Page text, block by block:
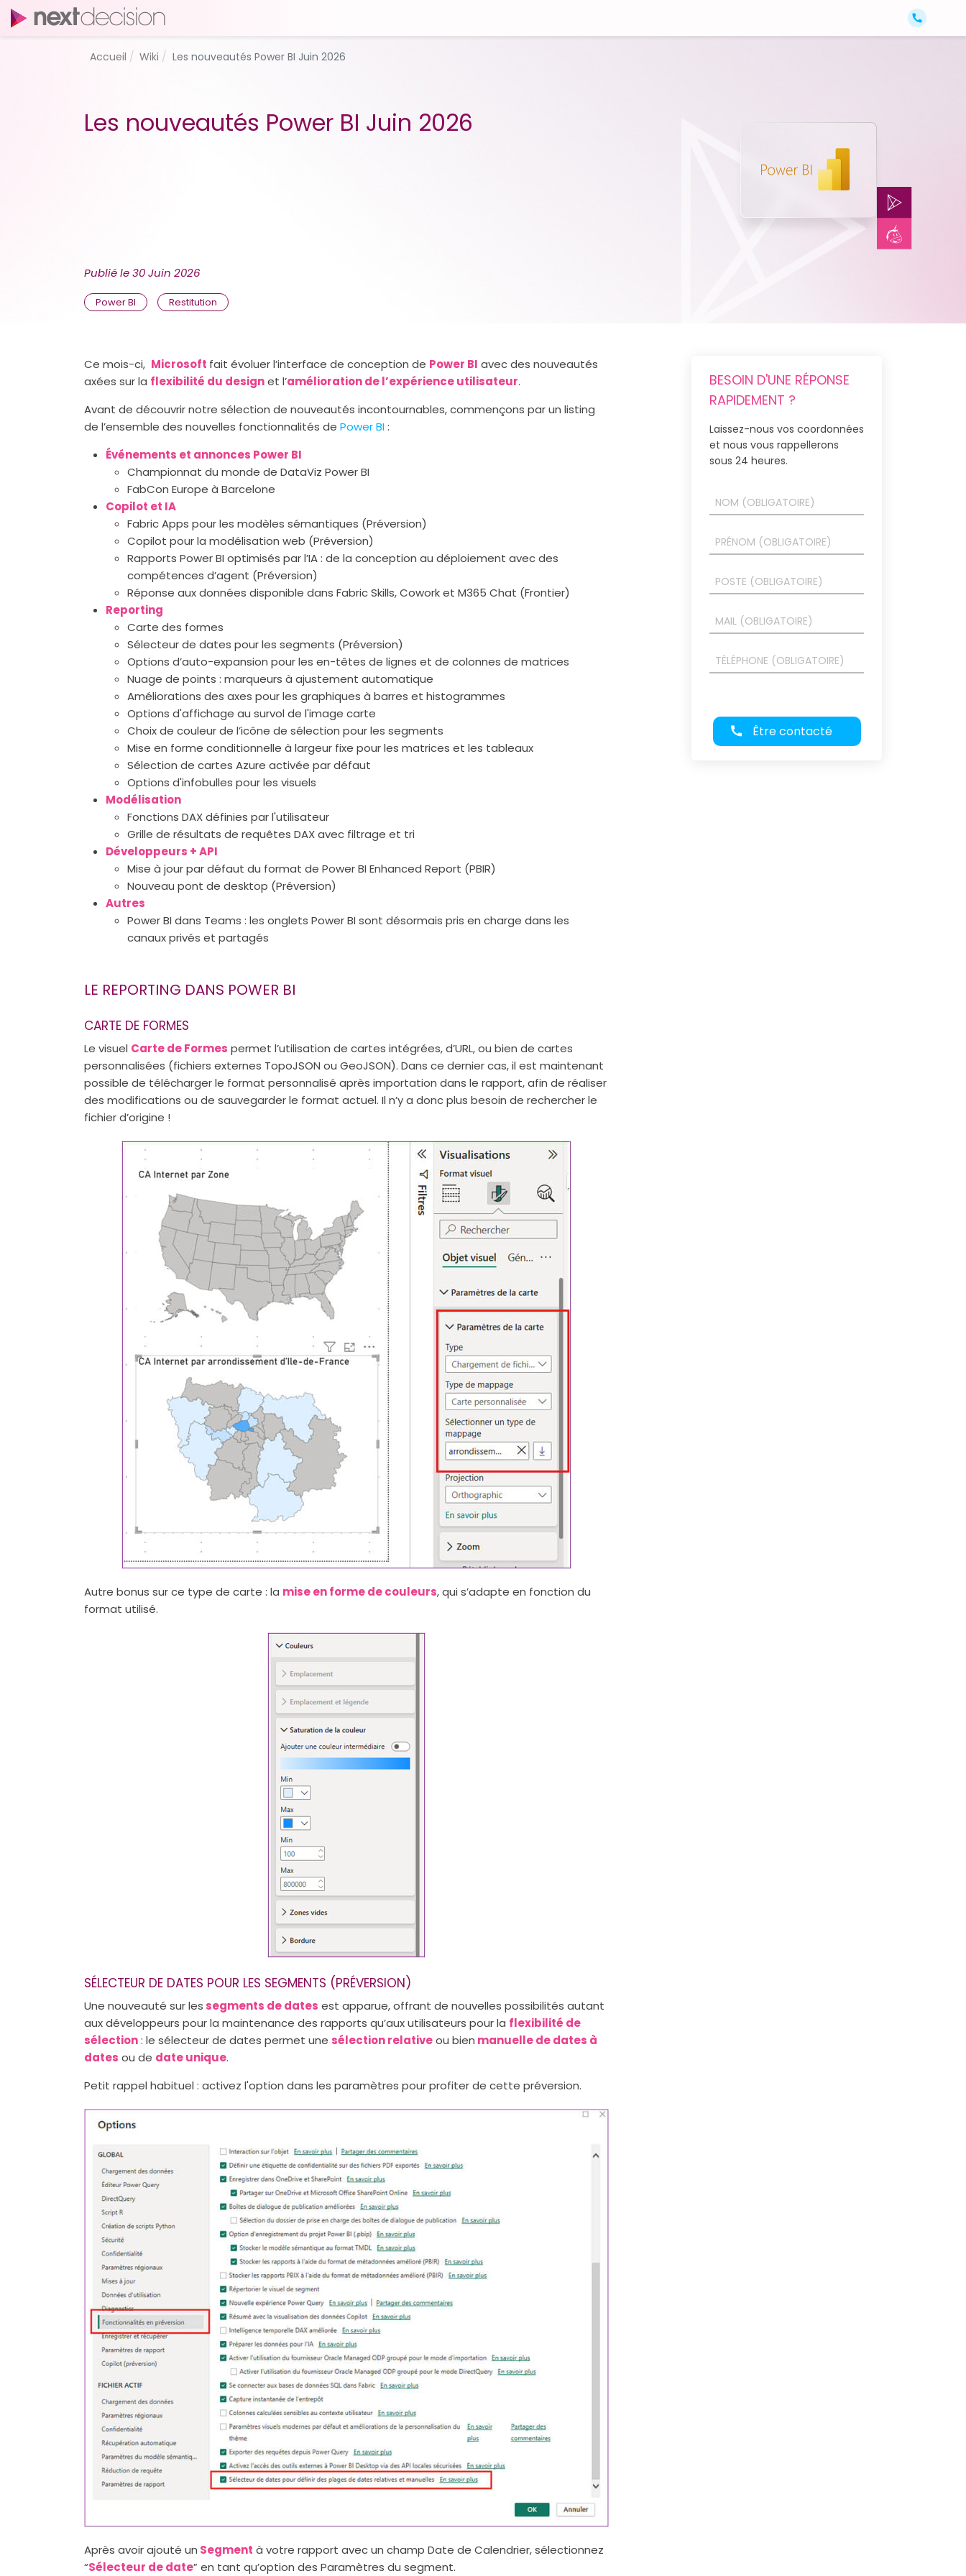
Accueil Wiki Les nouveautés Power BI Juin 2026
Les nouveautés Power BI Juin 2026
Publié le30 Juin 2026
Power BI Restitution
Ce mois-ci, Microsoft fait évoluer l’interface de conception de Power BI avec des nouveautés
axées sur la flexibilité du designet l’amélioration de l’expérience utilisateur.
Avant de découvrir notre sélection de nouveautés incontournables, commençons par un listing
de l’ensemble des nouvelles fonctionnalités de Power BI:
Événements et annonces Power BI
Championnat du monde de DataViz Power BI
FabCon Europe à Barcelone
Copilot et IA
Fabric Apps pour les modèles sémantiques (Préversion)
Copilot pour la modélisation web (Préversion)
Rapports Power BI optimisés par l’IA : de la conception au déploiement avec des
compétences d’agent (Préversion)
Réponse aux données disponible dans Fabric Skills, Cowork et M365 Chat (Frontier)
Reporting
Carte des formes
Sélecteur de dates pour les segments (Préversion)
Options d’auto-expansion pour les en-têtes de lignes et de colonnes de matrices
Nuage de points : marqueurs à ajustement automatique
Améliorations des axes pour les graphiques à barres et histogrammes
Options d'affichage au survol de l'image carte
Choix de couleur de l’icône de sélection pour les segments
Mise en forme conditionnelle à largeur fixe pour les matrices et les tableaux
Sélection de cartes Azure activée par défaut
Options d'infobulles pour les visuels
Modélisation
Fonctions DAX définies par l'utilisateur
Grille de résultats de requêtes DAX avec filtrage et tri
Développeurs + API
Mise à jour par défaut du format de Power BI Enhanced Report (PBIR)
Nouveau pont de desktop (Préversion)
Autres
Power BI dans Teams : les onglets Power BI sont désormais pris en charge dans les
canaux privés et partagés
LE REPORTING DANS POWER BI
CARTE DE FORMES
Le visuel Carte de Formes permet l’utilisation de cartes intégrées, d’URL, ou bien de cartes
personnalisées (fichiers externes TopoJSON ou GeoJSON). Dans ce dernier cas, il est maintenant
possible de télécharger le format personnalisé après importation dans le rapport, afin de réaliser
des modifications ou de sauvegarder le format actuel. Il n’y a donc plus besoin de rechercher le
fichier d’origine !
Autre bonus sur ce type de carte : la mise en forme de couleurs, qui s’adapte en fonction du
format utilisé.
SÉLECTEUR DE DATES POUR LES SEGMENTS (PRÉVERSION)
Une nouveauté sur les segments de dates est apparue, offrant de nouvelles possibilités autant
aux développeurs pour la maintenance des rapports qu’aux utilisateurs pour la flexibilité de
sélection: le sélecteur de dates permet une sélection relativeou bien manuelle de dates à
dates ou de date unique.
Petit rappel habituel : activez l'option dans les paramètres pour profiter de cette préversion.
Après avoir ajouté un Segment à votre rapport avec un champ Date de Calendrier, sélectionnez
“Sélecteur de date” en tant qu’option des Paramètres du segment.
BESOIN D'UNE RÉPONSE
RAPIDEMENT ?
Laissez-nous vos coordonnées
et nous vous rappellerons
sous 24 heures.
Être contacté